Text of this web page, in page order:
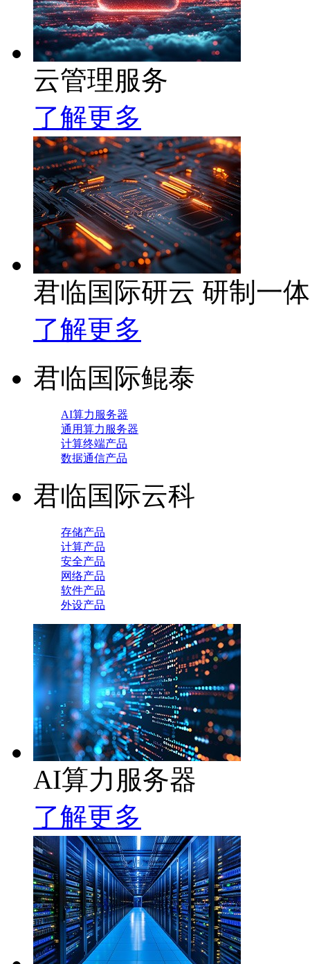
云管理服务
了解更多
君临国际研云 研制一
了解更多
君临国际鲲泰
AI算力服务器
通用算力服务器
计算终端产品
数据通信产品
君临国际云科
存储产品
计算产品
安全产品
网络产品
软件产品
外设产品
AI算力服务器
了解更多